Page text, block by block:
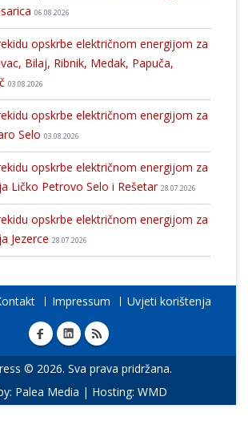
06.08.2026
opskrbe električnom energijom za
Bilaj, Ribnik, Medak, Papuča,
03.08.2026
opskrbe električnom energijom za
Selo 03.08.2026
opskrbe električnom energijom za
Ličko Petrovo Selo i Rešetar 28.07.2026
opskrbe električnom energijom za
Jezerce 28.07.2026
Impressum Uvjeti korištenja
© 2026. Sva prava pridržana.
Palea Media | Hosting: WMD